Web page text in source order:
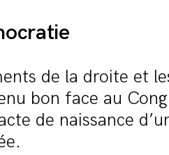
de la droite et
bon face au
de naissance